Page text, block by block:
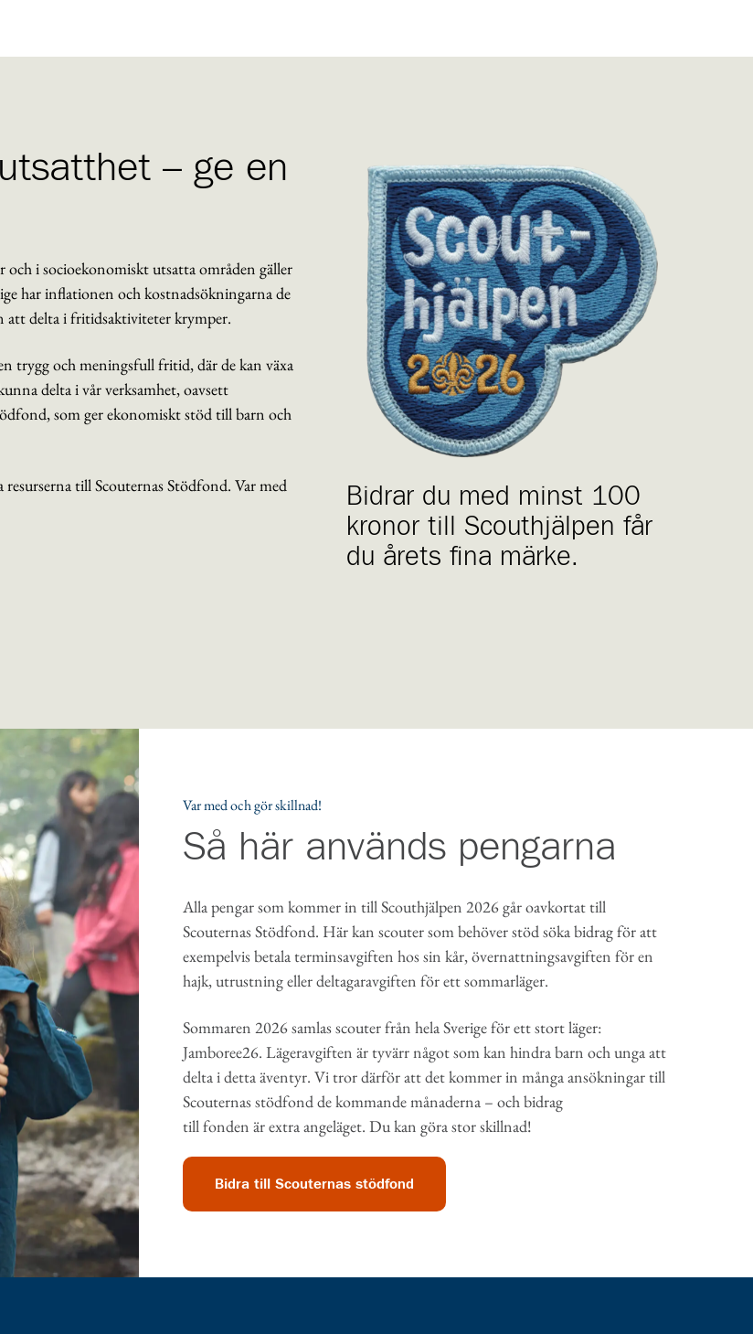
– ge en
i socioekonomiskt utsatta områden gäller
har inflationen och kostnadsökningarna de
att delta i fritidsaktiviteter krymper.
trygg och meningsfull fritid, där de kan växa
delta i vår verksamhet, oavsett
som ger ekonomiskt stöd till barn och
till Scouternas Stödfond. Var med
Bidrar du med minst 100
kronor till Scouthjälpen får
du årets fina märke.
Var med och gör skillnad!
Så här används pengarna
Alla pengar som kommer in till Scouthjälpen 2026 går oavkortat till
Scouternas Stödfond. Här kan scouter som behöver stöd söka bidrag för att
exempelvis betala terminsavgiften hos sin kår, övernattningsavgiften för en
hajk, utrustning eller deltagaravgiften för ett sommarläger.
Sommaren 2026 samlas scouter från hela Sverige för ett stort läger:
Jamboree26. Lägeravgiften är tyvärr något som kan hindra barn och unga att
delta i detta äventyr. Vi tror därför att det kommer in många ansökningar till
Scouternas stödfond de kommande månaderna – och bidrag
till fonden är extra angeläget. Du kan göra stor skillnad!
Bidra till Scouternas stödfond